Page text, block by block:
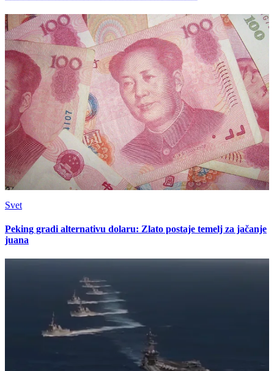
Svet
Peking gradi alternativu dolaru: Zlato postaje temelj za jačanje
juana